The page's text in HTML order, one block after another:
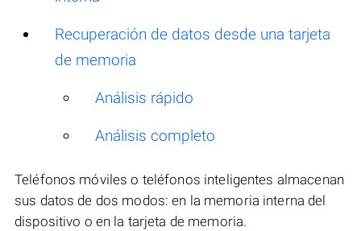
Recuperación de datos desde una tarjeta
de memoria
Análisis rápido
Análisis completo
Teléfonos móviles o teléfonos inteligentes almacenan
sus datos de dos modos: en la memoria interna del
dispositivo o en la tarjeta de memoria.